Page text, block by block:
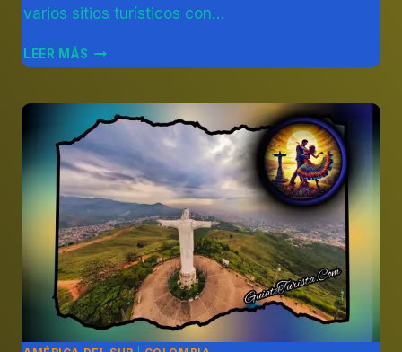
varios sitios turísticos con…
LEER MÁS LOS
MEJORES
TURÍSTICOS
DEL
HUILA